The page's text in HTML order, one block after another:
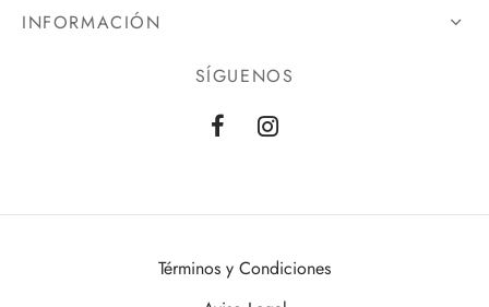
INFORMACIÓN
SÍGUENOS
Términos y Condiciones